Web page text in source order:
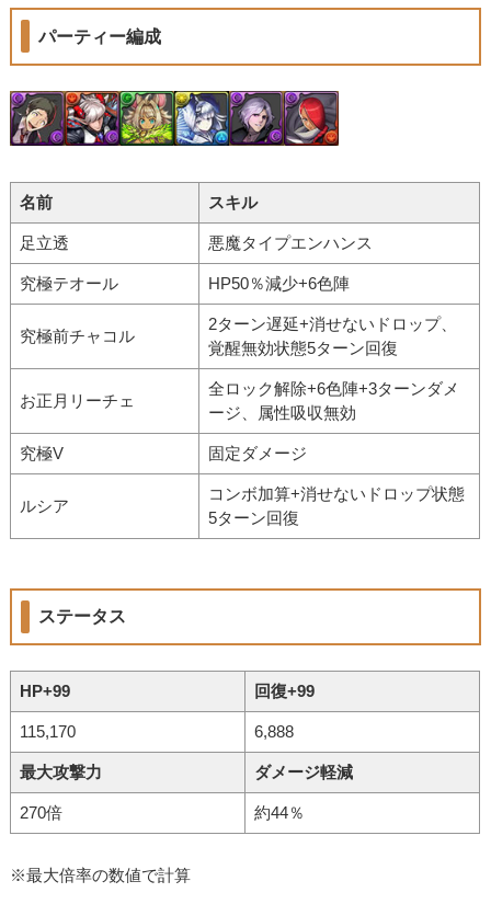
パーティー編成
名前 スキル
足立透 悪魔タイプエンハンス
究極テオール HP50％減少+6色陣
究極前チャコル
2ターン遅延+消せないドロップ、
覚醒無効状態5ターン回復
お正月リーチェ
全ロック解除+6色陣+3ターンダメ
ージ、属性吸収無効
究極V 固定ダメージ
ルシア
コンボ加算+消せないドロップ状態
5ターン回復
ステータス
HP+99 回復+99
115,170 6,888
最大攻撃力 ダメージ軽減
270倍 約44％
※最大倍率の数値で計算